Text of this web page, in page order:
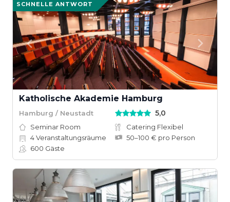
SCHNELLE ANTWORT
Katholische Akademie Hamburg
Hamburg / Neustadt 5,0
Seminar Room
Catering Flexibel
4Veranstaltungsräume
50–100 € pro Person
600 Gäste